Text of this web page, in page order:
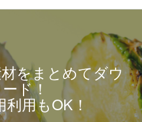
をまとめてダウ
ド！
利用もOK！